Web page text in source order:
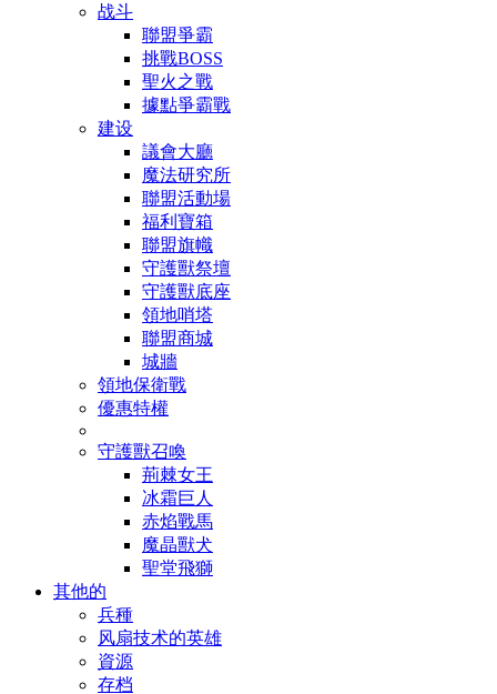
战斗
聯盟爭霸
挑戰BOSS
聖火之戰
據點爭霸戰
建设
議會大廳
魔法研究所
聯盟活動場
福利寶箱
聯盟旗幟
守護獸祭壇
守護獸底座
領地哨塔
聯盟商城
城牆
領地保衛戰
優惠特權
守護獸召喚
荊棘女王
冰霜巨人
赤焰戰馬
魔晶獸犬
聖堂飛獅
其他的
兵種
风扇技术的英雄
資源
存档